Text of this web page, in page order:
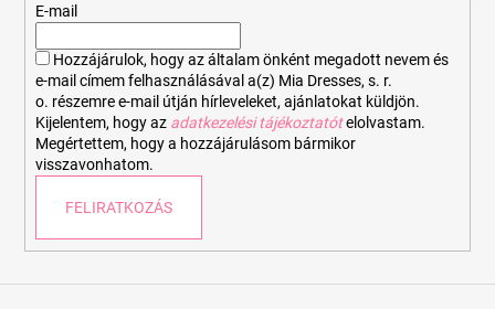
E-mail
Hozzájárulok, hogy az általam önként megadott nevem és
e-mail címem felhasználásával a(z) Mia Dresses, s. r.
o. részemre e-mail útján hírleveleket, ajánlatokat küldjön.
Kijelentem, hogy az adatkezelési tájékoztatót elolvastam.
Megértettem, hogy a hozzájárulásom bármikor
visszavonhatom.
FELIRATKOZÁS